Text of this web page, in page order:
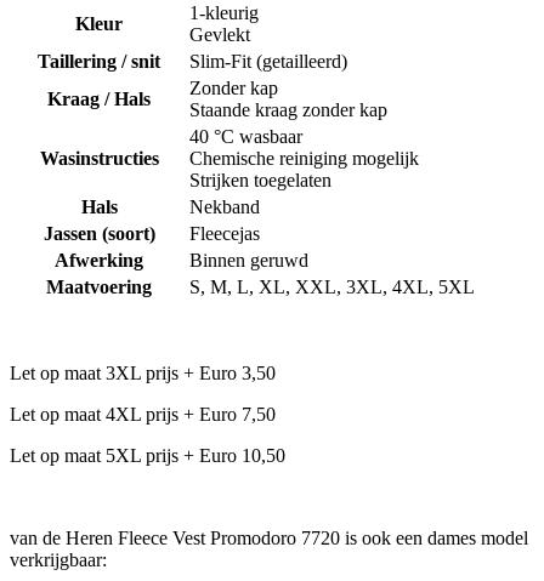
Kleur
1-kleurig
Gevlekt
Taillering / snit
Slim-Fit (getailleerd)
Kraag / Hals
Zonder kap
Staande kraag zonder kap
Wasinstructies
40 °C wasbaar
Chemische reiniging mogelijk
Strijken toegelaten
Hals
Nekband
Jassen (soort)
Fleecejas
Afwerking
Binnen geruwd
Maatvoering
S, M, L, XL, XXL, 3XL, 4XL, 5XL
Let op maat 3XL prijs + Euro 3,50
Let op maat 4XL prijs + Euro 7,50
Let op maat 5XL prijs + Euro 10,50
van de Heren Fleece Vest Promodoro 7720 is ook een dames model
verkrijgbaar: